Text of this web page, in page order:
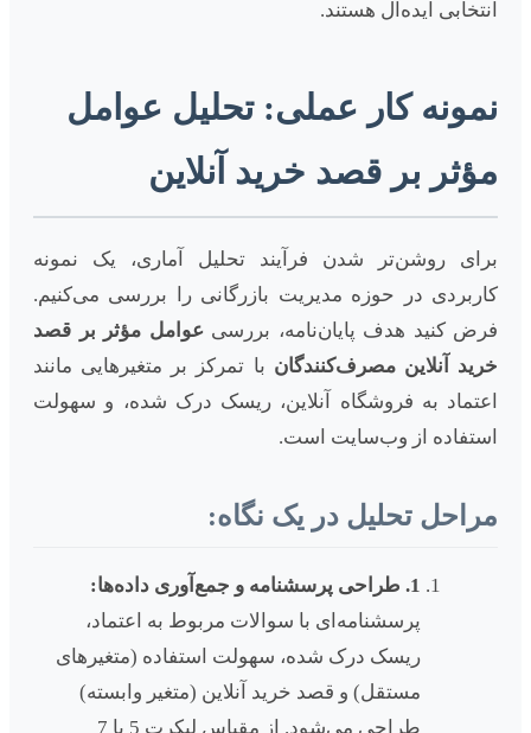
انتخابی ایده‌آل هستند.
نمونه کار عملی: تحلیل عوامل
مؤثر بر قصد خرید آنلاین
برای روشن‌تر شدن فرآیند تحلیل آماری، یک نمونه
کاربردی در حوزه مدیریت بازرگانی را بررسی می‌کنیم.
فرض کنید هدف پایان‌نامه، بررسی عوامل مؤثر بر قصد
خرید آنلاین مصرف‌کنندگان با تمرکز بر متغیرهایی مانند
اعتماد به فروشگاه آنلاین، ریسک درک شده، و سهولت
استفاده از وب‌سایت است.
مراحل تحلیل در یک نگاه:
1. طراحی پرسشنامه و جمع‌آوری داده‌ها:
پرسشنامه‌ای با سوالات مربوط به اعتماد،
ریسک درک شده، سهولت استفاده (متغیرهای
مستقل) و قصد خرید آنلاین (متغیر وابسته)
طراحی می‌شود. از مقیاس لیکرت 5 یا 7